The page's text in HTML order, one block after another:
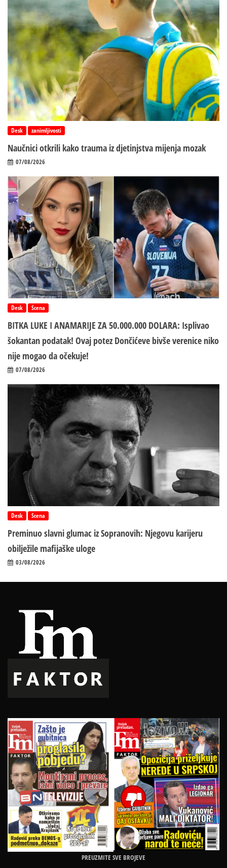
Desk zanimljivosti
Naučnici otkrili kako trauma iz d‌jetinjstva mijenja mozak
07/08/2026
Desk Scena
BITKA LUKE I ANAMARIJE ZA 50.000.000 DOLARA: Isplivao
šokantan podatak! Ovaj potez Dončićeve bivše verenice niko
nije mogao da očekuje!
07/08/2026
Desk Scena
Preminuo slavni glumac iz Sopranovih: Njegovu karijeru
obilježile mafijaške uloge
03/08/2026
PREUZMITE SVE BROJEVE